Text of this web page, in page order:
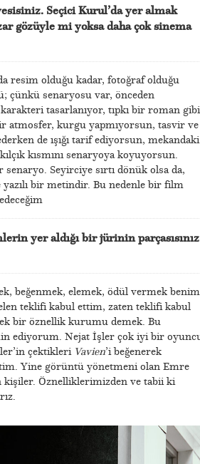
Seçici Kurul’da yer almak
gözüyle mi yoksa daha çok sinema
resim olduğu kadar, fotoğraf olduğu
çünkü senaryosu var, önceden
tasarlanıyor, tıpkı bir roman
atmosfer, kurgu yapmıyorsun, tasvir ve
de ışığı tarif ediyorsun, mekandaki
kısmını senaryoya koyuyorsun.
Seyirciye sırtı dönük olsa da,
yazılı bir metindir. Bu nedenle bir film
yer aldığı bir jürinin
beğenmek, elemek, ödül vermek benim
teklifi kabul ettim, zaten teklifi kabul
bir öznellik kurumu demek. Bu
ediyorum. Nejat İşler çok iyi bir
çektikleri Vavien’i beğenerek
Yine görüntü yönetmeni olan Emre
Öznelliklerimizden ve tabii ki